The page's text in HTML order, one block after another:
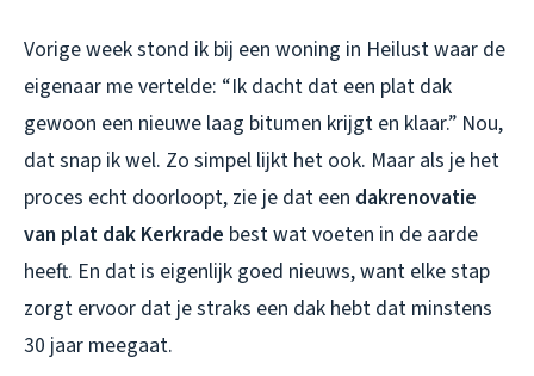
Vorige week stond ik bij een woning in Heilust waar de
eigenaar me vertelde: “Ik dacht dat een plat dak
gewoon een nieuwe laag bitumen krijgt en klaar.” Nou,
dat snap ik wel. Zo simpel lijkt het ook. Maar als je het
proces echt doorloopt, zie je dat een dakrenovatie
van plat dak Kerkrade best wat voeten in de aarde
heeft. En dat is eigenlijk goed nieuws, want elke stap
zorgt ervoor dat je straks een dak hebt dat minstens
30 jaar meegaat.